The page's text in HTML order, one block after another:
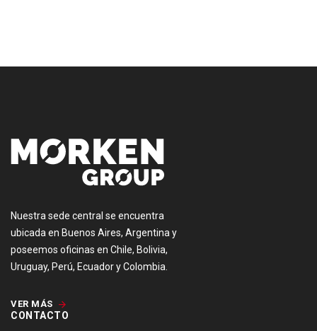
Nuestra sede central se encuentra
ubicada en Buenos Aires, Argentina y
poseemos oficinas en Chile, Bolivia,
Uruguay, Perú, Ecuador y Colombia.
VER MÁS
CONTACTO